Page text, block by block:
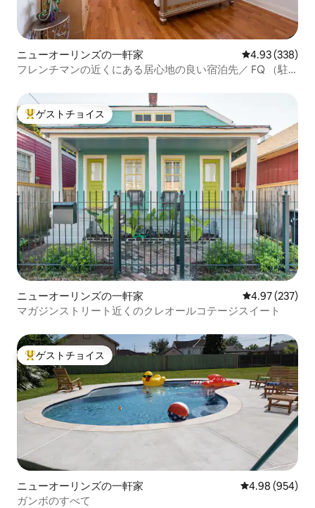
ニューオーリンズの一軒家 レビュー338
4.93 (338)
フレンチマンの近くにある居心地の良い宿泊先／ FQ （駐
大好評のゲストチョイスです。
ゲストチョイス
ニューオーリンズの一軒家 レビュー237
4.97 (237)
マガジンストリート近くのクレオールコテージスイート
大好評のゲストチョイスです。
ゲストチョイス
ニューオーリンズの一軒家 レビュー954
4.98 (954)
ガンボのすべて